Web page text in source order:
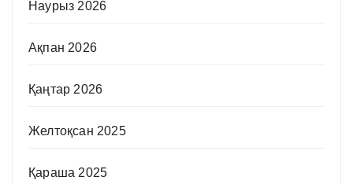
Наурыз 2026
Ақпан 2026
Қаңтар 2026
Желтоқсан 2025
Қараша 2025